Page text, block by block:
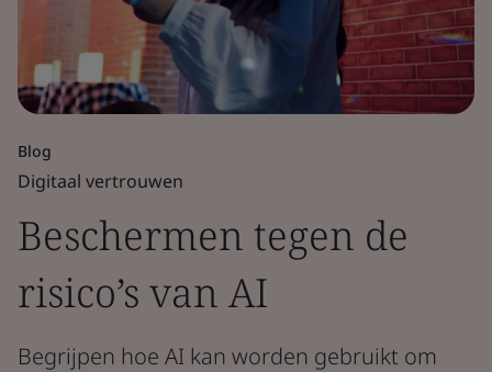
Blog
Digitaal vertrouwen
Beschermen tegen de
risico’s van AI
Begrijpen hoe AI kan worden gebruikt om